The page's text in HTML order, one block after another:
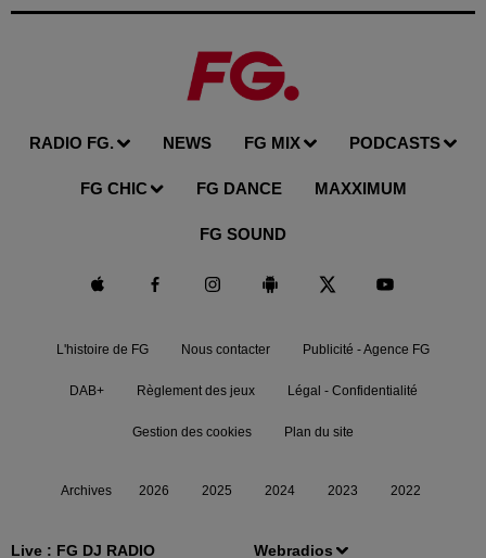
Live : FG DJ RADIO Webradios
RADIO FG. NEWS FG MIX PODCASTS
FG CHIC FG DANCE MAXXIMUM
FG SOUND
L'histoire de FG Nous contacter Publicité - Agence FG
DAB+ Règlement des jeux Légal - Confidentialité
Gestion des cookies Plan du site
Archives 2026 2025 2024 2023 2022